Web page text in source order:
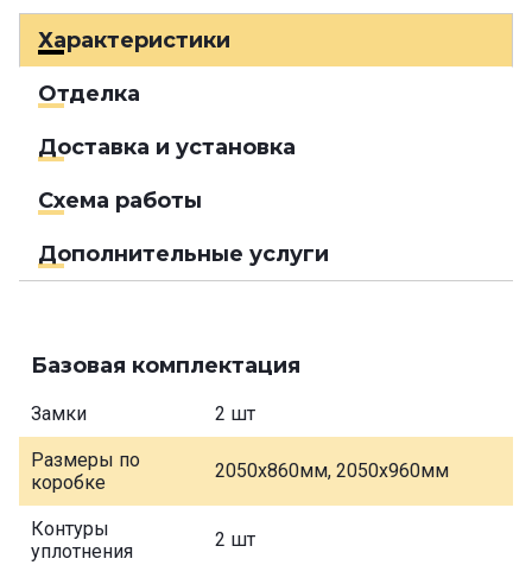
Характеристики
Отделка
Доставка и установка
Схема работы
Дополнительные услуги
Базовая комплектация
Замки 2 шт
Размеры по
коробке
2050х860мм, 2050х960мм
Контуры
уплотнения
2 шт